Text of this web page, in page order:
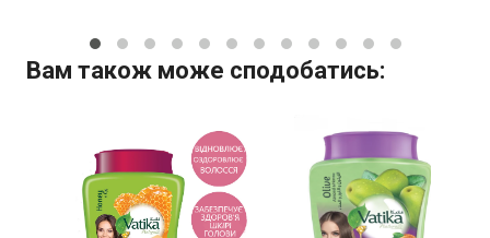
Вам також може сподобатись: